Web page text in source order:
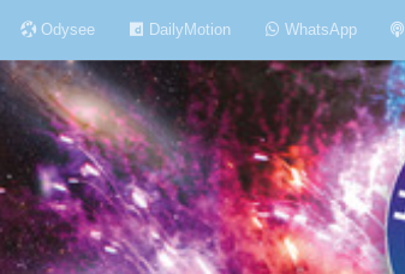
Odysee DailyMotion WhatsApp